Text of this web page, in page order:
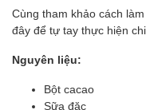
Cùng tham khảo cách
đây để tự tay thực hiện
Nguyên liệu:
Bột cacao
Sữa đặc